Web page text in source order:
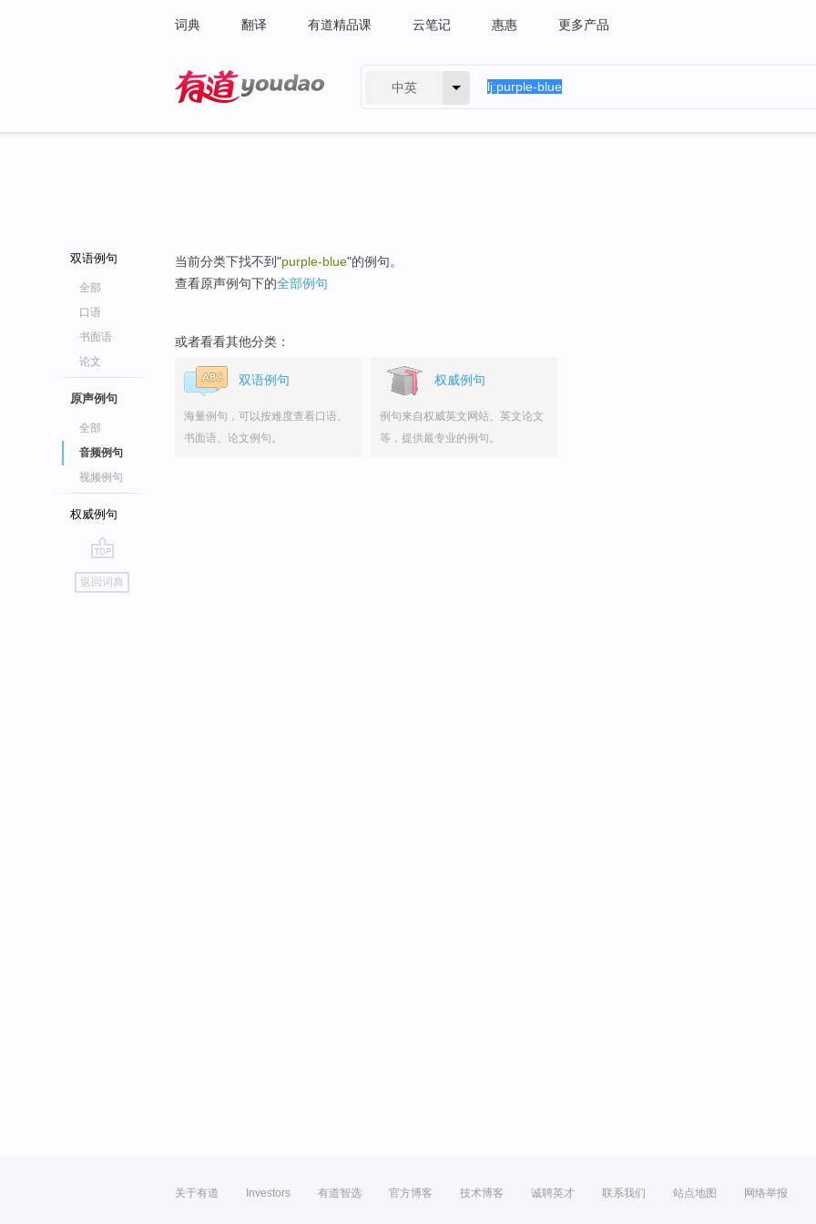
词典 翻译 有道精品课 云笔记 惠惠 更多产品
中英
双语例句
全部
口语
书面语
论文
原声例句
全部
音频例句
视频例句
权威例句
go
top
返回词典
当前分类下找不到"purple-blue"的例句。
查看原声例句下的全部例句
或者看看其他分类：
双语例句
海量例句，可以按难度查看口语、
书面语、论文例句。
权威例句
例句来自权威英文网站、英文论文
等，提供最专业的例句。
关于有道 Investors 有道智选 官方博客 技术博客 诚聘英才 联系我们 站点地图 网络举报